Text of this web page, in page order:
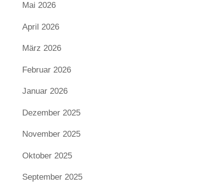
Mai 2026
April 2026
März 2026
Februar 2026
Januar 2026
Dezember 2025
November 2025
Oktober 2025
September 2025